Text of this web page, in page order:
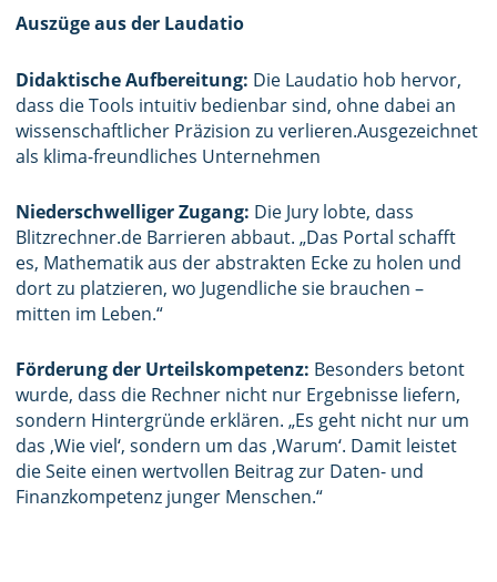
Auszüge aus der Laudatio
Didaktische Aufbereitung: Die Laudatio hob hervor,
dass die Tools intuitiv bedienbar sind, ohne dabei an
wissenschaftlicher Präzision zu verlieren.Ausgezeichnet
als klima-freundliches Unternehmen
Niederschwelliger Zugang: Die Jury lobte, dass
Blitzrechner.de Barrieren abbaut. „Das Portal schafft
es, Mathematik aus der abstrakten Ecke zu holen und
dort zu platzieren, wo Jugendliche sie brauchen –
mitten im Leben.“
Förderung der Urteilskompetenz: Besonders betont
wurde, dass die Rechner nicht nur Ergebnisse liefern,
sondern Hintergründe erklären. „Es geht nicht nur um
das ‚Wie viel‘, sondern um das ‚Warum‘. Damit leistet
die Seite einen wertvollen Beitrag zur Daten- und
Finanzkompetenz junger Menschen.“